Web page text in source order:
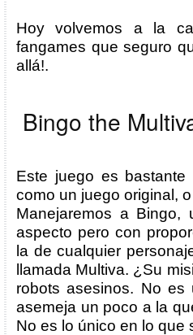
Hoy volvemos a la
fangames que seguro
allá!.
Bingo the
Este juego es bastante
como un juego original,
Manejaremos a
aspecto pero con
la de cualquier
llamada Multiva. ¿Su
robots asesinos. No
asemeja un poco a la
No es lo único en lo que